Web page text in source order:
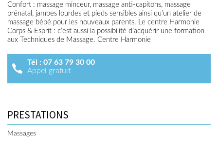
Confort : massage minceur, massage anti-capitons, massage
prénatal, jambes lourdes et pieds sensibles ainsi qu’un atelier de
massage bébé pour les nouveaux parents. Le centre Harmonie
Corps & Esprit : c’est aussi la possibilité d’acquérir une formation
aux Techniques de Massage. Centre Harmonie
Tél : 07 63 79 30 00
Appel gratuit
PRESTATIONS
Massages